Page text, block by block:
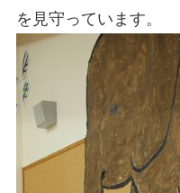
を見守っています。